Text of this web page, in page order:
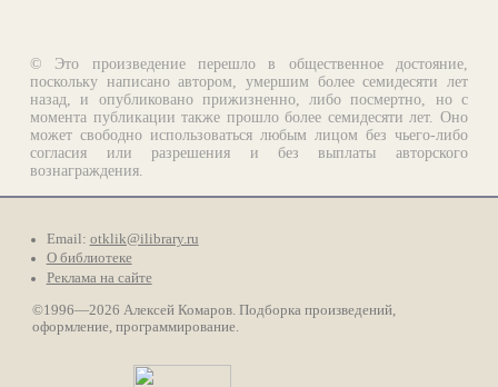
© Это произведение перешло в общественное достояние,
поскольку написано автором, умершим более семидесяти лет
назад, и опубликовано прижизненно, либо посмертно, но с
момента публикации также прошло более семидесяти лет. Оно
может свободно использоваться любым лицом без чьего-либо
согласия или разрешения и без выплаты авторского
вознаграждения.
Email: otklik@ilibrary.ru
О библиотеке
Реклама на сайте
©1996—2026 Алексей Комаров. Подборка произведений,
оформление, программирование.